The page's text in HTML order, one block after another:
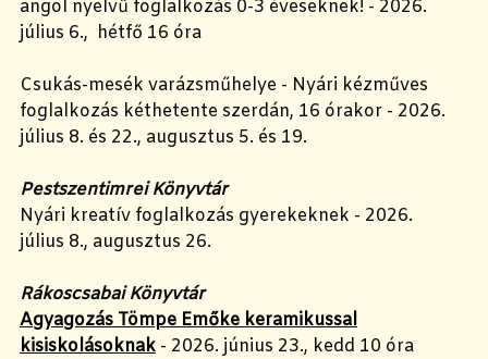
angol nyelvű foglalkozás 0-3 éveseknek! - 2026.
július 6., hétfő 16 óra
Csukás-mesék varázsműhelye - Nyári kézműves
foglalkozás kéthetente szerdán, 16 órakor - 2026.
július 8. és 22., augusztus 5. és 19.
Pestszentimrei Könyvtár
Nyári kreatív foglalkozás gyerekeknek - 2026.
július 8., augusztus 26.
Rákoscsabai Könyvtár
Agyagozás Tömpe Emőke keramikussal
kisiskolásoknak - 2026. június 23., kedd 10 óra